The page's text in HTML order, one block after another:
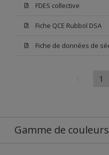
FDES collective
Fiche QCE Rubbol DSA
1
Gamme de couleurs